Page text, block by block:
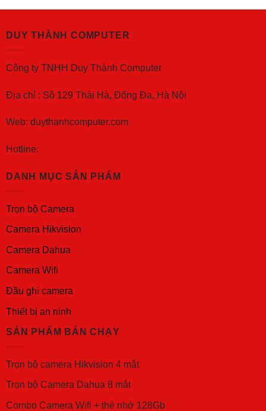
DUY THÀNH COMPUTER
Công ty TNHH Duy Thành Computer
Địa chỉ : Sô 129 Thái Hà, Đống Đa, Hà Nội
Web: duythanhcomputer.com
Hotline:
DANH MỤC SẢN PHẨM
Trọn bộ Camera
Camera Hikvision
Camera Dahua
Camera Wifi
Đầu ghi camera
Thiết bị an ninh
SẢN PHẨM BÁN CHẠY
Trọn bộ camera Hikvision 4 mắt
Trọn bộ Camera Dahua 8 mắt
Combo Camera Wifi + thẻ nhớ 128Gb